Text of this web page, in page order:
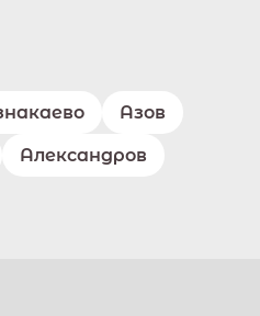
Азов
Александров